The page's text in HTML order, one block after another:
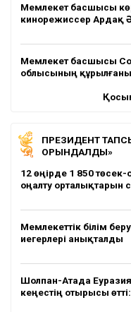
Мемлекет басшысы
кинорежиссер Ардақ
Мемлекет басшысы
облысының
ПРЕЗИДЕНТ
ОРЫНДАЛДЫ»
12 өңірде 1 850
оңалту орталықтарын
Мемлекеттік білім
иегерлері анықталды
Шолпан-Атада
кеңестің отырысы